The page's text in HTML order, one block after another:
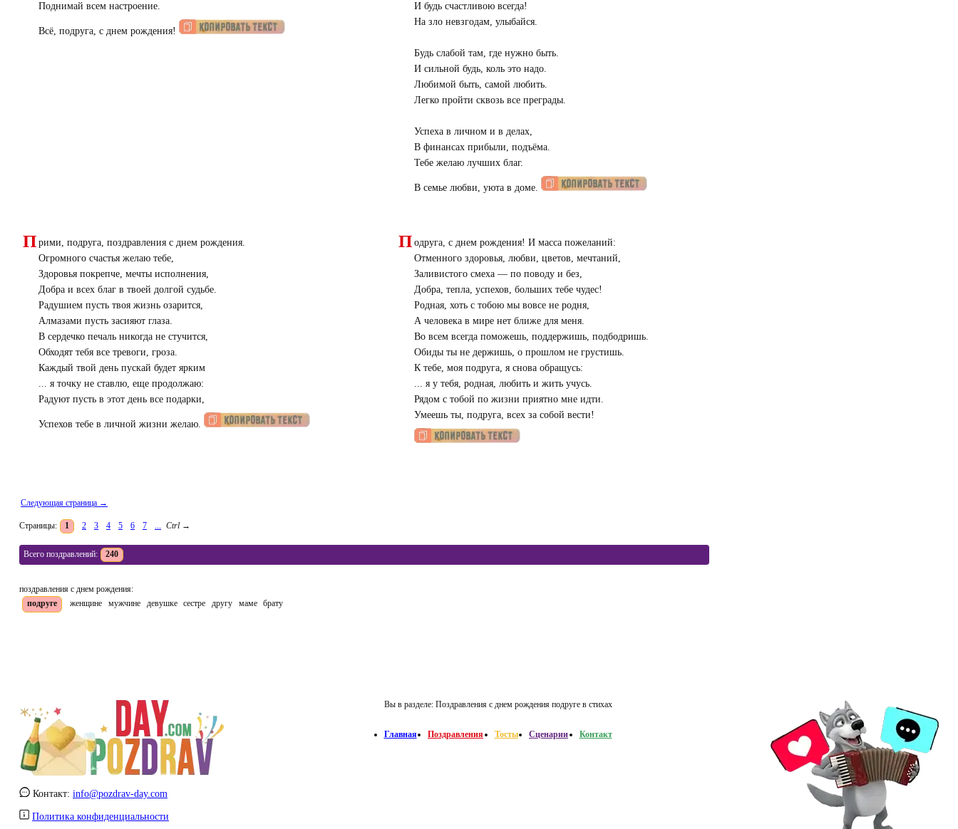
Поднимай всем настроение.
Всё, подруга, с днем рождения!
И будь счастливою всегда!
На зло невзгодам, улыбайся.
Будь слабой там, где нужно быть.
И сильной будь, коль это надо.
Любимой быть, самой любить.
Легко пройти сквозь все преграды.
Успеха в личном и в делах,
В финансах прибыли, подъёма.
Тебе желаю лучших благ.
В семье любви, уюта в доме.
П рими, подруга, поздравления с днем рождения.
Огромного счастья желаю тебе,
Здоровья покрепче, мечты исполнения,
Добра и всех благ в твоей долгой судьбе.
Радушием пусть твоя жизнь озарится,
Алмазами пусть засияют глаза.
В сердечко печаль никогда не стучится,
Обходят тебя все тревоги, гроза.
Каждый твой день пускай будет ярким
... я точку не ставлю, еще продолжаю:
Радуют пусть в этот день все подарки,
Успехов тебе в личной жизни желаю.
П одруга, с днем рождения! И масса пожеланий:
Отменного здоровья, любви, цветов, мечтаний,
Заливистого смеха — по поводу и без,
Добра, тепла, успехов, больших тебе чудес!
Родная, хоть с тобою мы вовсе не родня,
А человека в мире нет ближе для меня.
Во всем всегда поможешь, поддержишь, подбодришь.
Обиды ты не держишь, о прошлом не грустишь.
К тебе, моя подруга, я снова обращусь:
... я у тебя, родная, любить и жить учусь.
Рядом с тобой по жизни приятно мне идти.
Умеешь ты, подруга, всех за собой вести!
Следующая страница →
Страницы: 1 2 3 4 5 6 7 ... Ctrl →
Всего поздравлений: 240
поздравления с днем рождения:
подруге
женщине мужчине девушке сестре другу маме брату
Контакт: info@pozdrav-day.com
Политика конфиденциальности
Вы в разделе: Поздравления с днем рождения подруге в стихах
Главная Поздравления Тосты Сценарии Контакт